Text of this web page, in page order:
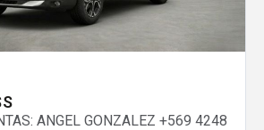
ANGEL GONZALEZ +569 4248
Comparar